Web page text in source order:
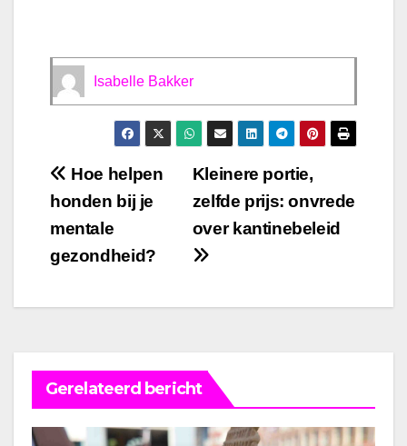
Isabelle Bakker
Bericht
navigatie
Kleinere portie,
zelfde prijs: onvrede
over kantinebeleid
Hoe helpen
honden bij je
mentale
gezondheid?
Gerelateerd bericht